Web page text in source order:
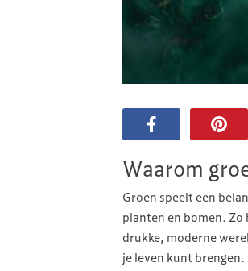
Waarom
Groen speelt een
planten en bomen.
drukke, moderne
je leven kunt brengen.